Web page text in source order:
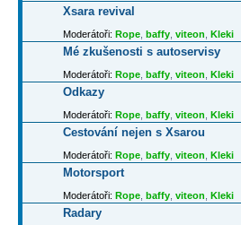
Xsara revival
Moderátoři: Rope baffy viteon Kleki
Mé zkušenosti s autoservisy
Moderátoři: Rope baffy viteon Kleki
Odkazy
Moderátoři: Rope baffy viteon Kleki
Cestování nejen s Xsarou
Moderátoři: Rope baffy viteon Kleki
Motorsport
Moderátoři: Rope baffy viteon Kleki
Radary